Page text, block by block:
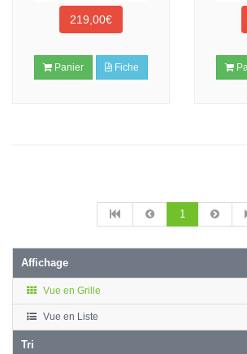
219,00€
Panier Fiche
1
Affichage
Vue en Grille
Vue en Liste
Tri